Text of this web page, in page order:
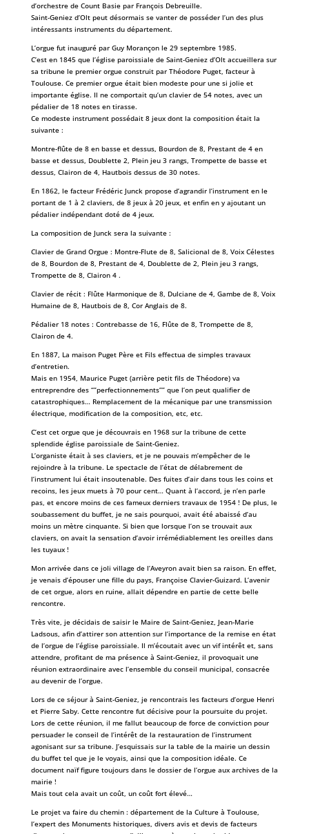
d’orchestre de Count Basie par François Debreuille.
Saint-Geniez d’Olt peut désormais se vanter de posséder l’un des plus
intéressants instruments du département.
L’orgue fut inauguré par Guy Morançon le 29 septembre 1985.
C’est en 1845 que l’église paroissiale de Saint-Geniez d’Olt accueillera sur
sa tribune le premier orgue construit par Théodore Puget, facteur à
Toulouse. Ce premier orgue était bien modeste pour une si jolie et
importante église. Il ne comportait qu’un clavier de 54 notes, avec un
pédalier de 18 notes en tirasse.
Ce modeste instrument possédait 8 jeux dont la composition était la
suivante :
Montre-flûte de 8 en basse et dessus, Bourdon de 8, Prestant de 4 en
basse et dessus, Doublette 2, Plein jeu 3 rangs, Trompette de basse et
dessus, Clairon de 4, Hautbois dessus de 30 notes.
En 1862, le facteur Frédéric Junck propose d’agrandir l’instrument en le
portant de 1 à 2 claviers, de 8 jeux à 20 jeux, et enfin en y ajoutant un
pédalier indépendant doté de 4 jeux.
La composition de Junck sera la suivante :
Clavier de Grand Orgue : Montre-Flute de 8, Salicional de 8, Voix Célestes
de 8, Bourdon de 8, Prestant de 4, Doublette de 2, Plein jeu 3 rangs,
Trompette de 8, Clairon 4 .
Clavier de récit : Flûte Harmonique de 8, Dulciane de 4, Gambe de 8, Voix
Humaine de 8, Hautbois de 8, Cor Anglais de 8.
Pédalier 18 notes : Contrebasse de 16, Flûte de 8, Trompette de 8,
Clairon de 4.
En 1887, La maison Puget Père et Fils effectua de simples travaux
d’entretien.
Mais en 1954, Maurice Puget (arrière petit fils de Théodore) va
entreprendre des “”perfectionnements”” que l’on peut qualifier de
catastrophiques… Remplacement de la mécanique par une transmission
électrique, modification de la composition, etc, etc.
C’est cet orgue que je découvrais en 1968 sur la tribune de cette
splendide église paroissiale de Saint-Geniez.
L’organiste était à ses claviers, et je ne pouvais m’empêcher de le
rejoindre à la tribune. Le spectacle de l’état de délabrement de
l’instrument lui était insoutenable. Des fuites d’air dans tous les coins et
recoins, les jeux muets à 70 pour cent… Quant à l’accord, je n’en parle
pas, et encore moins de ces fameux derniers travaux de 1954 ! De plus, le
soubassement du buffet, je ne sais pourquoi, avait été abaissé d’au
moins un mètre cinquante. Si bien que lorsque l’on se trouvait aux
claviers, on avait la sensation d’avoir irrémédiablement les oreilles dans
les tuyaux !
Mon arrivée dans ce joli village de l’Aveyron avait bien sa raison. En effet,
je venais d’épouser une fille du pays, Françoise Clavier-Guizard. L’avenir
de cet orgue, alors en ruine, allait dépendre en partie de cette belle
rencontre.
Très vite, je décidais de saisir le Maire de Saint-Geniez, Jean-Marie
Ladsous, afin d’attirer son attention sur l’importance de la remise en état
de l’orgue de l’église paroissiale. Il m’écoutait avec un vif intérêt et, sans
attendre, profitant de ma présence à Saint-Geniez, il provoquait une
réunion extraordinaire avec l’ensemble du conseil municipal, consacrée
au devenir de l’orgue.
Lors de ce séjour à Saint-Geniez, je rencontrais les facteurs d’orgue Henri
et Pierre Saby. Cette rencontre fut décisive pour la poursuite du projet.
Lors de cette réunion, il me fallut beaucoup de force de conviction pour
persuader le conseil de l’intérêt de la restauration de l’instrument
agonisant sur sa tribune. J’esquissais sur la table de la mairie un dessin
du buffet tel que je le voyais, ainsi que la composition idéale. Ce
document naïf figure toujours dans le dossier de l’orgue aux archives de la
mairie !
Mais tout cela avait un coût, un coût fort élevé…
Le projet va faire du chemin : département de la Culture à Toulouse,
l’expert des Monuments historiques, divers avis et devis de facteurs